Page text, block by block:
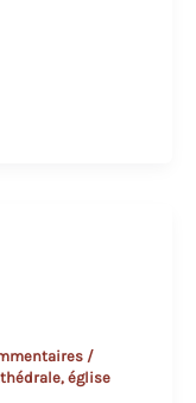
/
, église